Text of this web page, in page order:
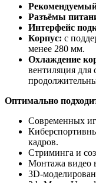
Разъёмы
Интерфейс
Корпус: с
менее 280 мм.
Охлаждение
вентиляция для
Оптимально
Современных
кадров.
Стриминга и
Монтажа видео
3D-